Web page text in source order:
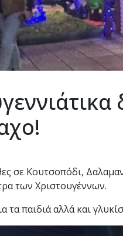
σε Κουτσοπόδι,
των Χριστουγέννων.
παιδιά αλλά και